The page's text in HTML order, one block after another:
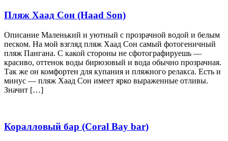
Пляж Хаад Сон (Haad Son)
Описание Маленький и уютный с прозрачной водой и белым
песком. На мой взгляд пляж Хаад Сон самый фотогеничный
пляж Пангана. С какой стороны не сфотографируешь —
красиво, оттенок воды бирюзовый и вода обычно прозрачная.
Так же он комфортен для купания и пляжного релакса. Есть и
минус — пляж Хаад Сон имеет ярко выраженные отливы.
Значит […]
Коралловый бар (Coral Bay bar)